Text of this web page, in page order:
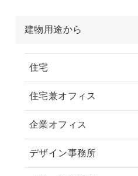
建物用途から
住宅
住宅兼オフィス
企業オフィス
デザイン事務所